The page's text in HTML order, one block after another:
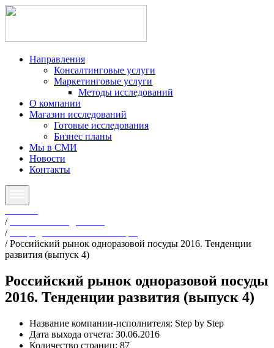
Направления
Консалтинговые услуги
Маркетинговые услуги
Методы исследований
О компании
Магазин исследований
Готовые исследования
Бизнес планы
Мы в СМИ
Новости
Контакты
/
/
/Российский рынок одноразовой посуды 2016. Тенденции
развития (выпуск 4)
Российский рынок одноразовой посуды
2016. Тенденции развития (выпуск 4)
Название компании-исполнителя: Step by Step
Дата выхода отчета: 30.06.2016
Количество страниц: 87